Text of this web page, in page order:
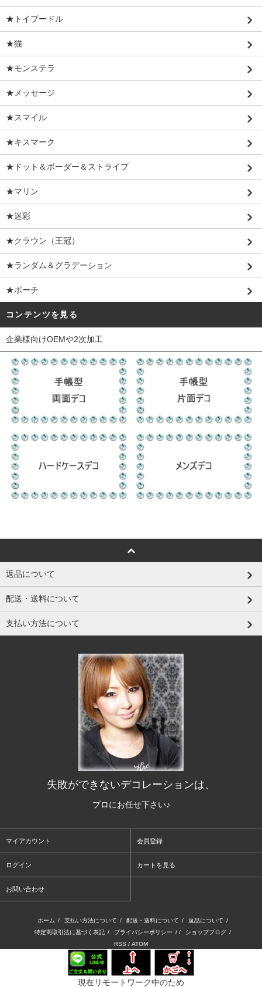
現在リモートワーク中のため
★トイプードル
★猫
★モンステラ
★メッセージ
★スマイル
★キスマーク
★ドット＆ボーダー＆ストライプ
★マリン
★迷彩
★クラウン（王冠）
★ランダム＆グラデーション
★ポーチ
コンテンツを見る
企業様向けOEMや2次加工
返品について
配送・送料について
支払い方法について
失敗ができないデコレーションは、
プロにお任せ下さい♪
マイアカウント 会員登録
ログイン カートを見る
お問い合わせ
ホーム / 支払い方法について / 配送・送料について / 返品について /
特定商取引法に基づく表記 / プライバシーポリシー / / ショップブログ /
RSS / ATOM
Copyright (C) kross-shop. All Rights Reserved.